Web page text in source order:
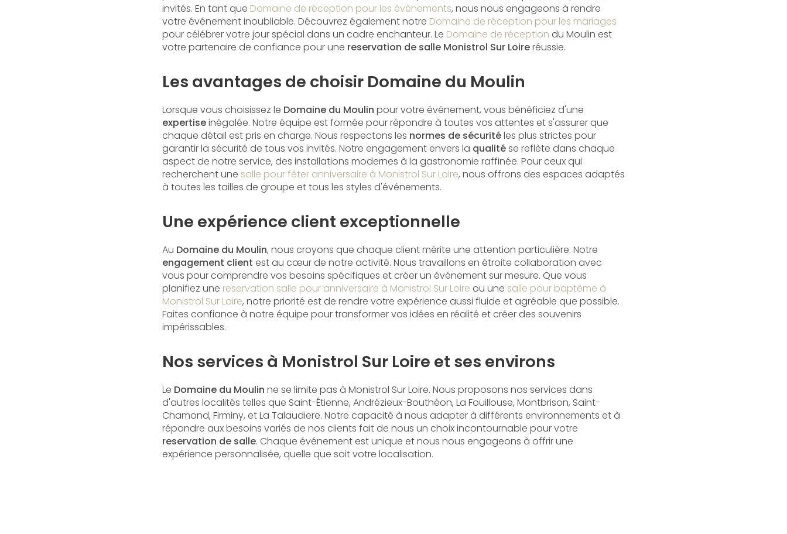
invités. En tant que Domaine de réception pour les évènements, nous nous engageons à rendre
votre événement inoubliable. Découvrez également notre Domaine de réception pour les mariages
pour célébrer votre jour spécial dans un cadre enchanteur. Le Domaine de réception du Moulin est
votre partenaire de confiance pour une reservation de salle Monistrol Sur Loireréussie.
Les avantages de choisir Domaine du Moulin
Lorsque vous choisissez le Domaine du Moulin pour votre événement, vous bénéficiez d'une
expertiseinégalée. Notre équipe est formée pour répondre à toutes vos attentes et s'assurer que
chaque détail est pris en charge. Nous respectons les normes de sécuritéles plus strictes pour
garantir la sécurité de tous vos invités. Notre engagement envers la qualitése reflète dans chaque
aspect de notre service, des installations modernes à la gastronomie raffinée. Pour ceux qui
recherchent une salle pour fêter anniversaire à Monistrol Sur Loire, nous offrons des espaces adaptés
à toutes les tailles de groupe et tous les styles d'événements.
Une expérience client exceptionnelle
Au Domaine du Moulin, nous croyons que chaque client mérite une attention particulière. Notre
engagement client est au cœur de notre activité. Nous travaillons en étroite collaboration avec
vous pour comprendre vos besoins spécifiques et créer un événement sur mesure. Que vous
planifiez une reservation salle pour anniversaire à Monistrol Sur Loire ou une salle pour baptême à
Monistrol Sur Loire, notre priorité est de rendre votre expérience aussi fluide et agréable que possible.
Faites confiance à notre équipe pour transformer vos idées en réalité et créer des souvenirs
impérissables.
Nos services à Monistrol Sur Loire et ses environs
Le Domaine du Moulin ne se limite pas à Monistrol Sur Loire. Nous proposons nos services dans
d'autres localités telles que Saint-Étienne, Andrézieux-Bouthéon, La Fouillouse, Montbrison, Saint-
Chamond, Firminy, et La Talaudiere. Notre capacité à nous adapter à différents environnements et à
répondre aux besoins variés de nos clients fait de nous un choix incontournable pour votre
reservation de salle. Chaque événement est unique et nous nous engageons à offrir une
expérience personnalisée, quelle que soit votre localisation.